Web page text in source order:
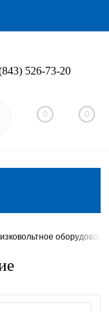
Вход
526-73-20
0 0